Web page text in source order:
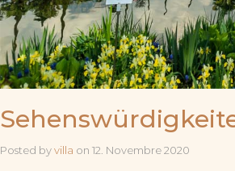
Posted byvilla on 12. Novembre 2020